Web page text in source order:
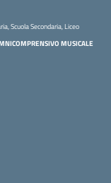
Scuola Secondaria, Liceo
MUSICALE